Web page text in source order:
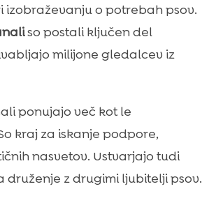
o potrebah psov.
so postali ključen del
milijone gledalcev iz
ponujajo več kot le
kraj za iskanje podpore,
nasvetov. Ustvarjajo tudi
druženje z drugimi ljubitelji psov.